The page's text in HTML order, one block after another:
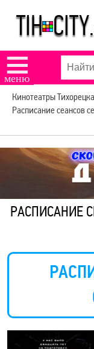
☰
меню
Кинотеатры Тихорецка
Расписание сеансов
РАСПИСАНИЕ